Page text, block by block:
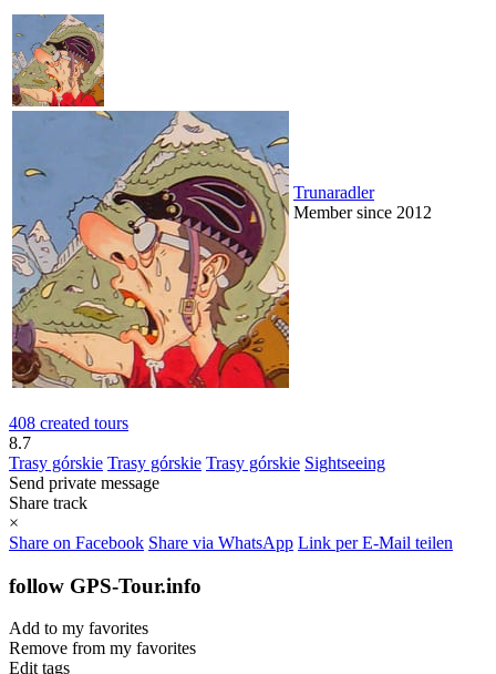
Trunaradler
Member since 2012
408 created tours
8.7
Trasy górskie Trasy górskie Trasy górskie Sightseeing
Send private message
Share track
×
Share on Facebook Share via WhatsApp Link per E-Mail teilen
follow GPS-Tour.info
Add to my favorites
Remove from my favorites
Edit tags